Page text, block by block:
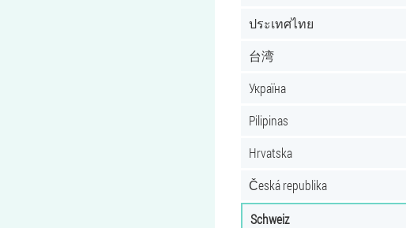
ประเทศไทย
台湾
Україна
Pilipinas
Hrvatska
Česká republika
Schweiz